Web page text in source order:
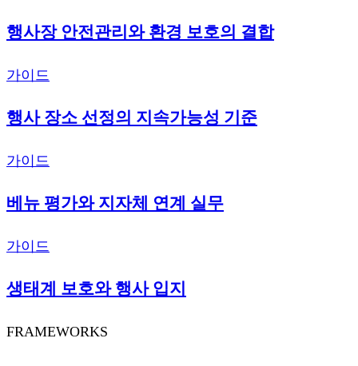
행사장 안전관리와 환경 보호의 결합
가이드
행사 장소 선정의 지속가능성 기준
가이드
베뉴 평가와 지자체 연계 실무
가이드
생태계 보호와 행사 입지
FRAMEWORKS